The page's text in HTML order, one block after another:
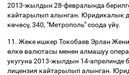
2013-жылдын 28-февралында
кайтарылып алынган. Юридикалык
көчөсү, 340, "Метрополь" соода үйү.
11. Жеке ишкер Токобаев Эрлан
өлкө валютасы менен алмашуу
укугуна 2013-жылдын 14-апрелинде
лицензия кайтарылып алынган.